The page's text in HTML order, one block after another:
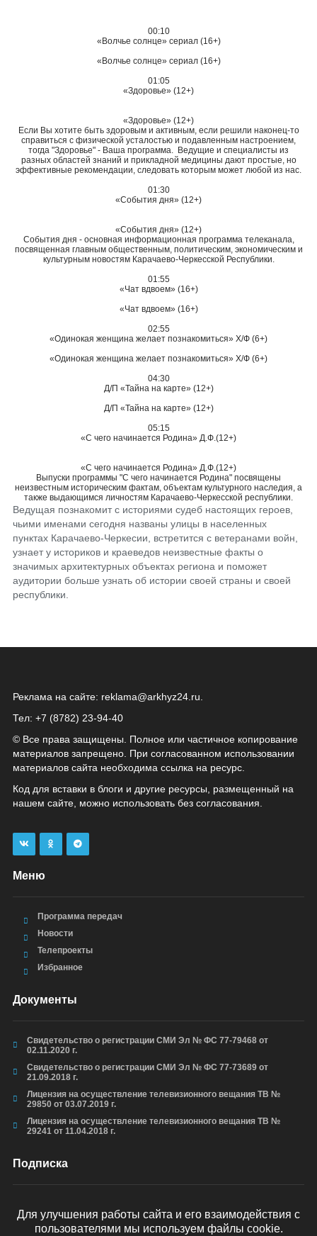
00:10
«Волчье солнце» сериал (16+)
«Волчье солнце» сериал (16+)
01:05
«Здоровье» (12+)
«Здоровье» (12+)
Если Вы хотите быть здоровым и активным, если решили наконец-то
справиться с физической усталостью и подавленным настроением,
тогда "Здоровье" - Ваша программа. Ведущие и специалисты из
разных областей знаний и прикладной медицины дают простые, но
эффективные рекомендации, следовать которым может любой из нас.
01:30
«События дня» (12+)
«События дня» (12+)
События дня - основная информационная программа телеканала,
посвященная главным общественным, политическим, экономическим и
культурным новостям Карачаево-Черкесской Республики.
01:55
«Чат вдвоем» (16+)
«Чат вдвоем» (16+)
02:55
«Одинокая женщина желает познакомиться» Х/Ф (6+)
«Одинокая женщина желает познакомиться» Х/Ф (6+)
04:30
Д/П «Тайна на карте» (12+)
Д/П «Тайна на карте» (12+)
05:15
«С чего начинается Родина» Д.Ф.(12+)
«С чего начинается Родина» Д.Ф.(12+)
Выпуски программы "С чего начинается Родина" посвящены
неизвестным историческим фактам, объектам культурного наследия, а
также выдающимся личностям Карачаево-Черкесской республики.
Ведущая познакомит с историями судеб настоящих героев,
чьими именами сегодня названы улицы в населенных
пунктах Карачаево-Черкесии, встретится с ветеранами войн,
узнает у историков и краеведов неизвестные факты о
значимых архитектурных объектах региона и поможет
аудитории больше узнать об истории своей страны и своей
республики.
Реклама на сайте: reklama@arkhyz24.ru
Тел: +7 (8782) 23‑94‑40
© Все права защищены. Полное или частичное копирование
материалов запрещено. При согласованном использовании
материалов сайта необходима ссылка на ресурс.
Код для вставки в блоги и другие ресурсы, размещенный на
нашем сайте, можно использовать без согласования.
Меню
Программа передач
Новости
Телепроекты
Избранное
Документы
Свидетельство о регистрации СМИ Эл № ФС 77-79468 от
02.11.2020 г.
Свидетельство о регистрации СМИ Эл № ФС 77-73689 от
21.09.2018 г.
Лицензия на осуществление телевизионного вещания ТВ №
29850 от 03.07.2019 г.
Лицензия на осуществление телевизионного вещания ТВ №
29241 от 11.04.2018 г.
Подписка
ОТПРАВИТЬ
Для улучшения работы сайта и его взаимодействия с
пользователями мы используем файлы cookie.